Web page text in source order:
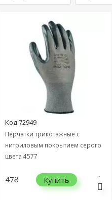
Код:72949
Перчатки трикотажные с
нитриловым покрытием серого
цвета 4577
47₴ Купить